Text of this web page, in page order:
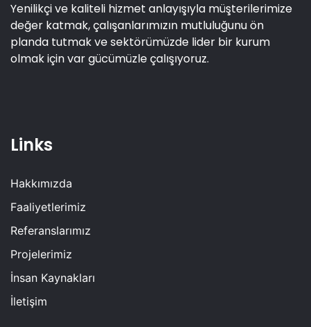
Yenilikçi ve kaliteli hizmet anlayışıyla müşterilerimize
değer katmak, çalışanlarımızın mutluluğunu ön
planda tutmak ve sektörümüzde lider bir kurum
olmak için var gücümüzle çalışıyoruz.
Links
Hakkımızda
Faaliyetlerimiz
Referanslarımız
Projelerimiz
İnsan Kaynakları
İletişim